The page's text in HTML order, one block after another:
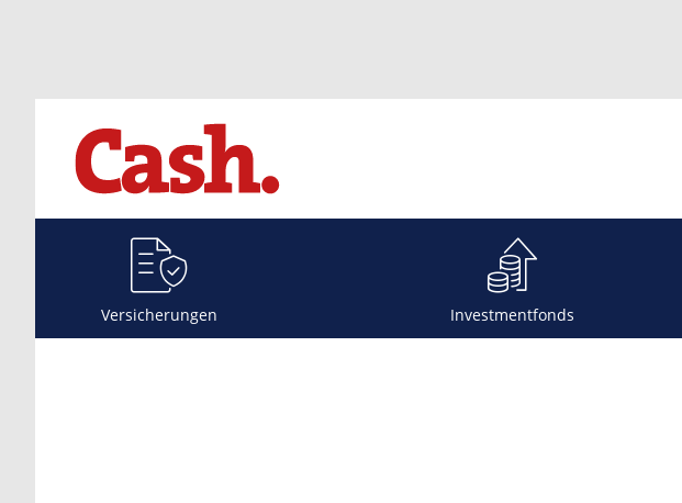
Versicherungen Investmentfonds